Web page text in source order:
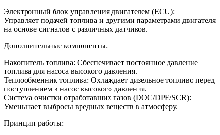
Электронный блок управления двигателем (ECU):
Управляет подачей топлива и другими параметрами двигателя
на основе сигналов с различных датчиков.
Дополнительные компоненты:
Накопитель топлива: Обеспечивает постоянное давление
топлива для насоса высокого давления.
Теплообменник топлива: Охлаждает дизельное топливо перед
поступлением в насос высокого давления.
Система очистки отработавших газов (DOC/DPF/SCR):
Уменьшает выбросы вредных веществ в атмосферу.
Принцип работы: